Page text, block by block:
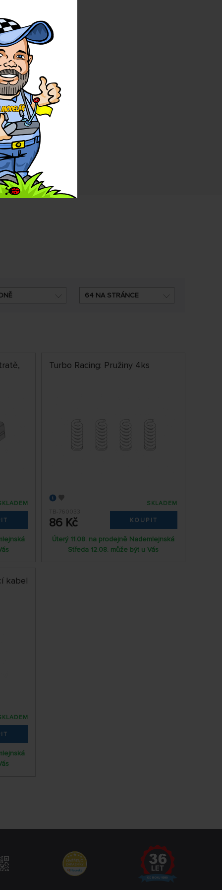
64 NA STRÁNCE
Turbo Racing: Pružiny 4ks
TB-760033
86 Kč
SKLADEM
KOUPIT
Úterý 11.08. na prodejně Nademlejnská
Středa 12.08. může být u Vás
kabel